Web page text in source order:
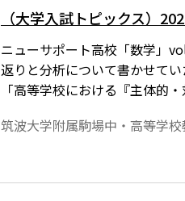
（大学入試トピックス）
ニューサポート高校「数学」
返りと分析について書かせて
「高等学校における『主体的
か、率直に述べていきたいと思
筑波大学附属駒場中・高等学